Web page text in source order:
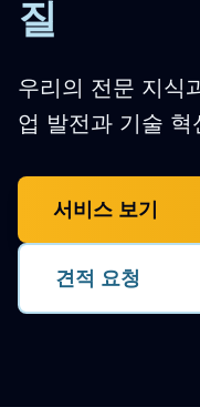
질
우리의 전문 지식
업 발전과 기술 혁
서비스 보기
견적 요청